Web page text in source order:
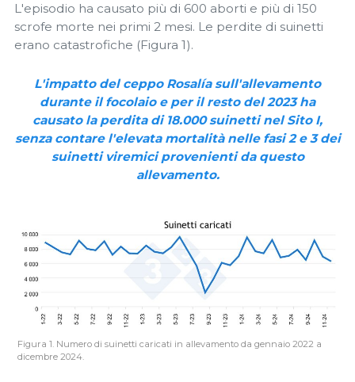
L'episodio ha causato più di 600 aborti e più di 150
scrofe morte nei primi 2 mesi. Le perdite di suinetti
erano catastrofiche (Figura 1).
L'impatto del ceppo Rosalía sull'allevamento
durante il focolaio e per il resto del 2023 ha
causato la perdita di 18.000 suinetti nel Sito I,
senza contare l'elevata mortalità nelle fasi 2 e 3 dei
suinetti viremici provenienti da questo
allevamento.
Figura 1. Numero di suinetti caricati in allevamento da gennaio 2022 a
dicembre 2024.